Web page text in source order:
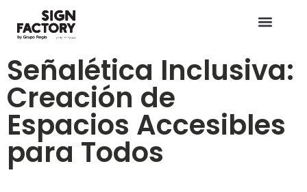
Señalética Inclusiva:
Creación de
Espacios Accesibles
para Todos